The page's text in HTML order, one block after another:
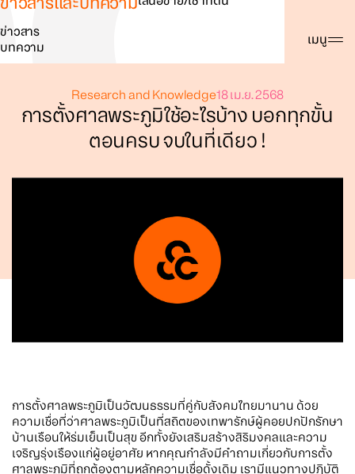
ค้นหา เมนู
ข่าวสาร
บทความ
Research and Knowledge18 เม.ย. 2568
การตั้งศาลพระภูมิใช้อะไรบ้าง บอกทุกขั้น
ตอนครบ จบในที่เดียว !
การตั้งศาลพระภูมิเป็นวัฒนธรรมที่คู่กับสังคมไทยมานาน ด้วย
ความเชื่อที่ว่าศาลพระภูมิเป็นที่สถิตของเทพารักษ์ผู้คอยปกปักรักษา
บ้านเรือนให้ร่มเย็นเป็นสุข อีกทั้งยังเสริมสร้างสิริมงคลและความ
เจริญรุ่งเรืองแก่ผู้อยู่อาศัย หากคุณกำลังมีคำถามเกี่ยวกับการตั้ง
ศาลพระภูมิที่ถูกต้องตามหลักความเชื่อดั้งเดิม เรามีแนวทางปฏิบัติ